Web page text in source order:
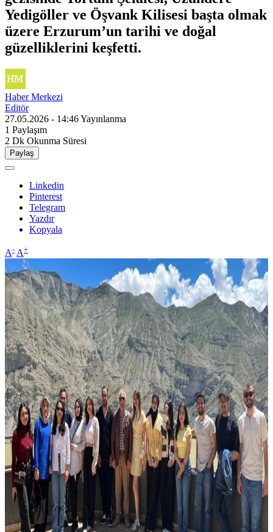
Yedigöller ve Öşvank Kilisesi başta olmak
üzere Erzurum’un tarihi ve doğal
güzelliklerini keşfetti.
Haber Merkezi
Editör
27.05.2026 - 14:46Yayınlanma
1 Paylaşım
2 Dk Okunma Süresi
Paylaş
Linkedin
Pinterest
Telegram
Yazdır
Kopyala
A- A+